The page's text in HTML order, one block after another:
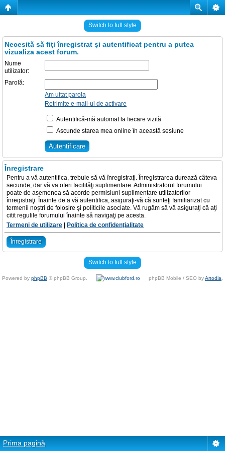
Switch to full style
Necesită să fiţi înregistrat şi autentificat pentru a putea
vizualiza acest forum.
Nume
utilizator:
Parolă:
Am uitat parola
Retrimite e-mail-ul de activare
Autentifică-mă automat la fiecare vizită
Ascunde starea mea online în această sesiune
Înregistrare
Pentru a vă autentifica, trebuie să vă înregistraţi. Înregistrarea durează câteva
secunde, dar vă va oferi facilităţi suplimentare. Administratorul forumului
poate de asemenea să acorde permisiuni suplimentare utilizatorilor
înregistraţi. Înainte de a vă autentifica, asiguraţi-vă că sunteţi familiarizat cu
termenii noştri de folosire şi politicile asociate. Vă rugăm să vă asiguraţi că aţi
citit regulile forumului înainte să navigaţi pe acesta.
Termeni de utilizare
Politica de confidenţialitate
Înregistrare
Switch to full style
Powered by phpBB © phpBB Group. phpBB Mobile / SEO byArtodia
Prima pagină